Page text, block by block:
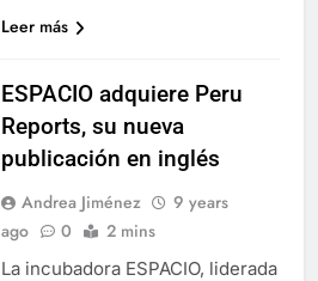
Leer más
ESPACIO adquiere Peru
Reports, su nueva
publicación en inglés
Andrea Jiménez
9 years
ago
0 2 mins
La incubadora ESPACIO, liderada